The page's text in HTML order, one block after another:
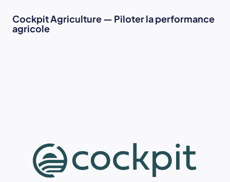
Cockpit Agriculture — Piloter la performance
agricole